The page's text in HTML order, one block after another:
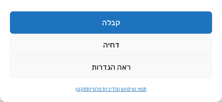
קבלה
דחיה
ראה הגדרות
תנאי שימוש ומדיניות פרטיותתקנון
מזל דגים